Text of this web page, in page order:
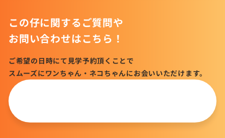
この仔に関するご質問や
お問い合わせはこちら！
ご希望の日時にて見学予約頂くことで
スムーズにワンちゃん・ネコちゃんにお会いいただけます。